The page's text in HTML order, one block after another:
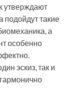
утверждают
подойдут такие
а
особенно
эскиз, так и